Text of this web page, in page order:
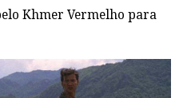
Khmer Vermelho para